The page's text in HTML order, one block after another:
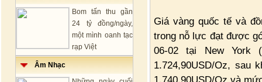
Bom tấn thu gần
24 tỷ đồng/ngày,
một mình oanh tạc
rạp Việt
Âm Nhạc
Giá vàng quốc tế và
trong nỗ lực đạt được
06-02 tại New York
1.724,90USD/Oz, sau
1.740,90USD/Oz và